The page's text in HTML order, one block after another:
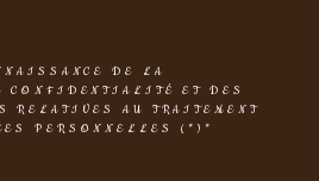
DE LA
CONFIDENTIALITÉ ET DES
RELATIVES AU TRAITEMENT
PERSONNELLES (*)*